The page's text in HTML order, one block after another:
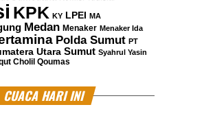
KPK KY LPEI MA
Medan Menaker Menaker Ida
Polda Sumut PT
Utara Sumut Syahrul Yasin
Cholil Qoumas
CUACA HARI INI